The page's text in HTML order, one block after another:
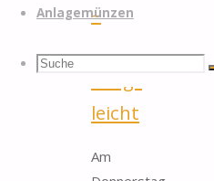
Anlagemünzen
Suche
Suchen
–
leicht
Am